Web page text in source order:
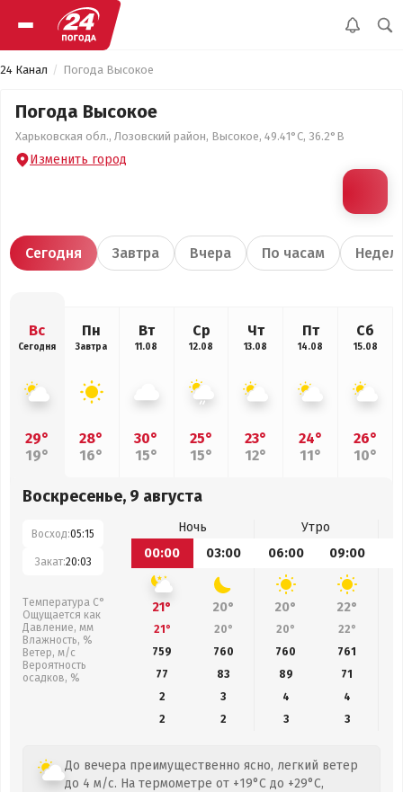
24 Канал Погода Высокое
Погода Высокое
Харьковская обл., Лозовский район, Высокое, 49.41°С, 36.2°В
Изменить город
Сегодня Завтра Вчера По часам
Вс
Сегодня
29°
19°
Пн
Завтра
28°
16°
Вт
11.08
30°
15°
Ср
12.08
25°
15°
Чт
13.08
23°
12°
Пт
14.08
24°
11°
Сб
15.08
26°
10°
Воскресенье, 9 августа
Восход:05:15
Закат:20:03
Температура С°
Ощущается как
Давление, мм
Влажность, %
Ветер, м/с
Вероятность
осадков, %
Ночь
Утро
00:00
03:00 06:00 09:00
21° 20° 20° 22°
21° 20° 20° 22°
759
760 760 761
77
83 89 71
2
3 4
4
2
2 3 3
До вечера преимущественно ясно, легкий ветер
до 4 м/с. На термометре от +19°C до +29°C,